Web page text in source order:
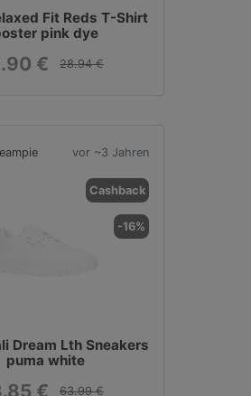
Fit Reds T-Shirt
pink dye
€ 28.94 €
vor ~3 Jahren
Cashback
-16%
Dream Lth Sneakers
puma white
€ 63.99 €